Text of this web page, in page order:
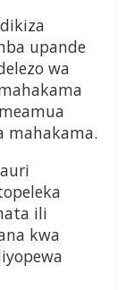
upande
wa
mahakama.
ili
kwa